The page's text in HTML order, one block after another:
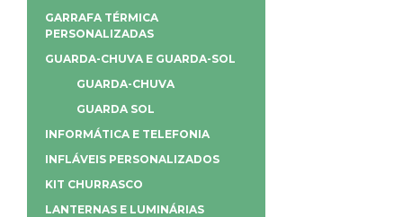
GARRAFA TÉRMICA
PERSONALIZADAS
GUARDA-CHUVA E GUARDA-SOL
GUARDA-CHUVA
GUARDA SOL
INFORMÁTICA E TELEFONIA
INFLÁVEIS PERSONALIZADOS
KIT CHURRASCO
LANTERNAS E LUMINÁRIAS